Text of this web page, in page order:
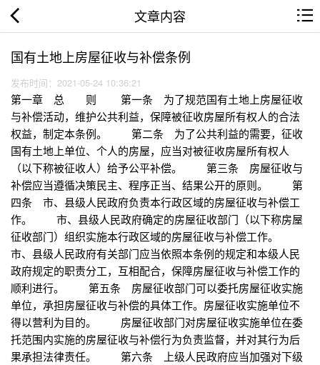
文章内容
国有土地上房屋征收与补偿条例
发布时间：2021-05-24 10:36:21
第一章 总 则 第一条 为了规范国有土地上房屋征收
与补偿活动，维护公共利益，保障被征收房屋所有权人的合法
权益，制定本条例。 第二条 为了公共利益的需要，征收
国有土地上单位、个人的房屋，应当对被征收房屋所有权人
（以下称被征收人）给予公平补偿。 第三条 房屋征收与
补偿应当遵循决策民主、程序正当、结果公开的原则。 第
四条 市、县级人民政府负责本行政区域的房屋征收与补偿工
作。 市、县级人民政府确定的房屋征收部门（以下称房屋
征收部门）组织实施本行政区域的房屋征收与补偿工作。
市、县级人民政府有关部门应当依照本条例的规定和本级人民
政府规定的职责分工，互相配合，保障房屋征收与补偿工作的
顺利进行。 第五条 房屋征收部门可以委托房屋征收实施
单位，承担房屋征收与补偿的具体工作。房屋征收实施单位不
得以营利为目的。 房屋征收部门对房屋征收实施单位在委
托范围内实施的房屋征收与补偿行为负责监督，并对其行为后
果承担法律责任。 第六条 上级人民政府应当加强对下级